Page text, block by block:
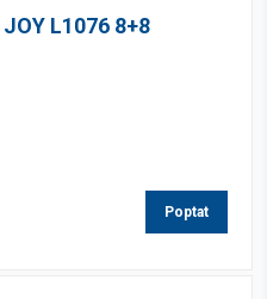
L1076 8+8
Poptat